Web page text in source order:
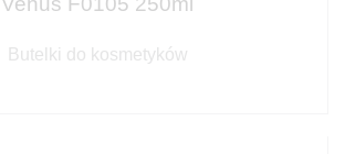
Butelki do kosmetyków